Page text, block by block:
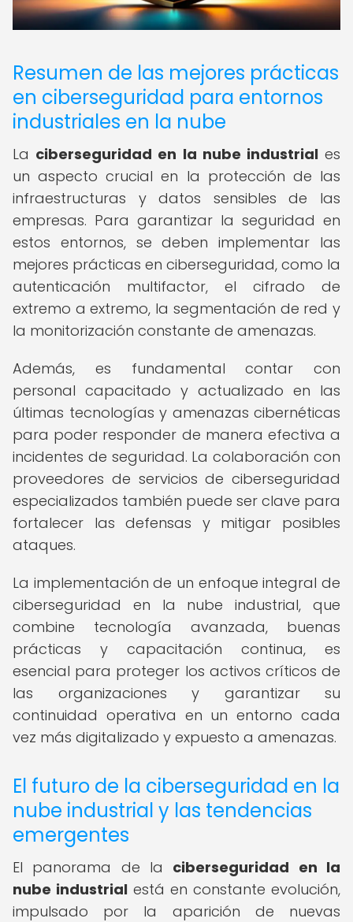
Resumen de las mejores prácticas
en ciberseguridad para entornos
industriales en la nube
La ciberseguridad en la nube industriales
un aspecto crucial en la protección de las
infraestructuras y datos sensibles de las
empresas. Para garantizar la seguridad en
estos entornos, se deben implementar las
mejores prácticas en ciberseguridad, como la
autenticación multifactor, el cifrado de
extremo a extremo, la segmentación de red y
la monitorización constante de amenazas.
Además, es fundamental contar con
personal capacitado y actualizado en las
últimas tecnologías y amenazas cibernéticas
para poder responder de manera efectiva a
incidentes de seguridad. La colaboración con
proveedores de servicios de ciberseguridad
especializados también puede ser clave para
fortalecer las defensas y mitigar posibles
ataques.
La implementación de un enfoque integral de
ciberseguridad en la nube industrial, que
combine tecnología avanzada, buenas
prácticas y capacitación continua, es
esencial para proteger los activos críticos de
las organizaciones y garantizar su
continuidad operativa en un entorno cada
vez más digitalizado y expuesto a amenazas.
El futuro de la ciberseguridad en la
nube industrial y las tendencias
emergentes
El panorama de la ciberseguridad en la
nube industrial está en constante evolución,
impulsado por la aparición de nuevas